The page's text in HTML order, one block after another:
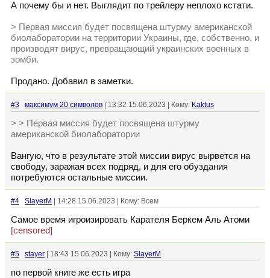
А почему бы и нет. Выглядит по трейлеру неплохо кстати.
> Первая миссия будет посвящена штурму американской
биолаборатории на территории Украины, где, собственно, и
производят вирус, превращающий украинских военных в
зомби.
Продано. Добавил в заметки.
#3 максимум 20 символов | 13:32 15.06.2023 | Кому: Kaktus
> > Первая миссия будет посвящена штурму
американской биолаборатории
Вангую, что в результате этой миссии вирус вырвется на
свободу, заражая всех подряд, и для его обуздания
потребуются остальные миссии.
#4 SlayerM | 14:28 15.06.2023 | Кому: Всем
Самое время игроизировать Карателя Беркем Аль Атоми
[censored]
#5 stayer | 18:43 15.06.2023 | Кому: SlayerM
по первой книге же есть игра